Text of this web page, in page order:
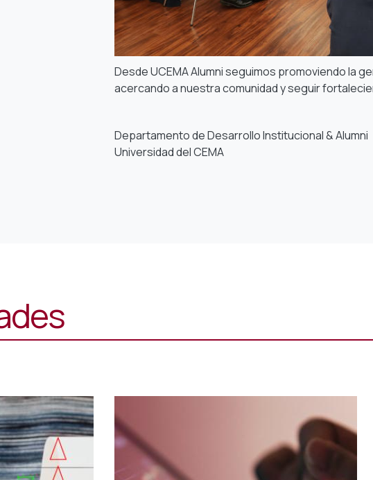
Desde UCEMA Alumni seguimos promoviendo la
acercando a nuestra comunidad y seguir
Departamento de Desarrollo Institucional & Alumni
Universidad del CEMA